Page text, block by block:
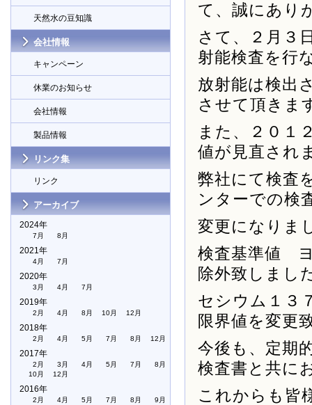
天然水の豆知識
会社情報
キャンペーン
休業のお知らせ
会社情報
製品情報
リンク集
リンク
アーカイブ
2024年
7月 8月
2021年
4月 7月
2020年
3月 4月 7月
2019年
2月 4月 8月 10月 12月
2018年
2月 4月 5月 7月 8月 12月
2017年
2月 3月 4月 5月 7月
8月
10月
12月
2016年
2月 4月 5月 7月 8月
9月
て、誠にあり
さて、２月３
射能検査を行
放射能は検出
させて頂きま
また、２０１
値が見直され
弊社にて検査
ンターでの検
変更になりま
検査基準値
除外致しまし
セシウム１３
限界値を変更
今後も、定期
検査書と共に
これからも皆